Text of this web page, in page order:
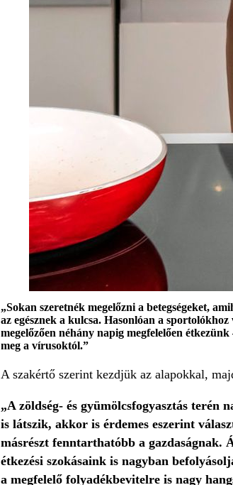
„Sokan szeretnék megelőzni a betegségeket,
az egésznek a kulcsa. Hasonlóan a
megelőzően néhány napig megfelelően
meg a vírusoktól.”
A szakértő szerint kezdjük az alapokkal,
„A zöldség- és gyümölcsfogyasztás terén
is látszik, akkor is érdemes eszerint
másrészt fenntarthatóbb a gazdaságnak.
étkezési szokásaink is nagyban
a megfelelő folyadékbevitelre is nagy